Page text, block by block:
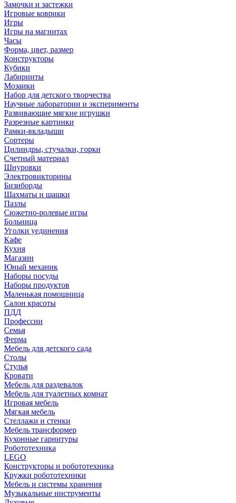
Замочки и застежки
Игровые коврики
Игры
Игры на магнитах
Часы
Форма, цвет, размер
Конструкторы
Кубики
Лабиринты
Мозаики
Набор для детского творчества
Научные лаборатории и эксперименты
Развивающие мягкие игрушки
Разрезные картинки
Рамки-вкладыши
Сортеры
Цилиндры, стучалки, горки
Счетный материал
Шнуровки
Электровикторины
Бизиборды
Шахматы и шашки
Пазлы
Сюжетно-ролевые игры
Больница
Уголки уединения
Кафе
Кухня
Магазин
Юный механик
Наборы посуды
Наборы продуктов
Маленькая помощница
Салон красоты
ПДД
Профессии
Семья
Ферма
Мебель для детского сада
Столы
Cтулья
Кровати
Мебель для раздевалок
Мебель для туалетных комнат
Игровая мебель
Мягкая мебель
Стеллажи и стенки
Мебель трансформер
Кухонные гарнитуры
Робототехника
LEGO
Конструкторы и робототехника
Кружки робототехники
Мебель и системы хранения
Музыкальные инструменты